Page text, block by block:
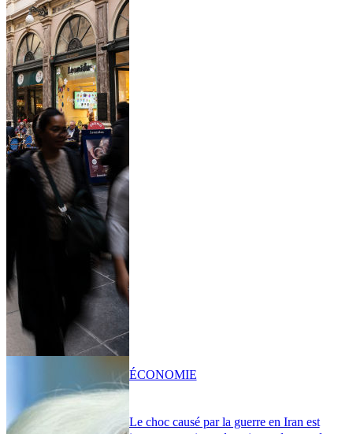
Le choc causé par la guerre en Iran est
ÉCONOMIE